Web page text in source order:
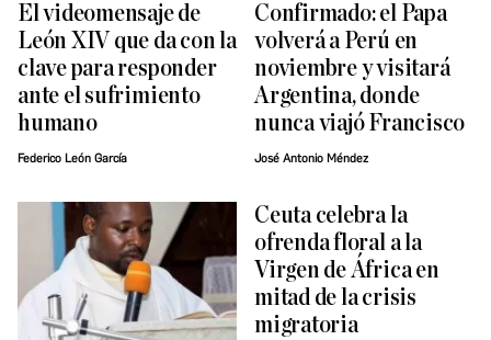
El videomensaje de
León XIV que da con la
clave para responder
ante el sufrimiento
humano
Federico León García
Confirmado: el Papa
volverá a Perú en
noviembre y visitará
Argentina, donde
nunca viajó Francisco
José Antonio Méndez
Ceuta celebra la
ofrenda floral a la
Virgen de África en
mitad de la crisis
migratoria